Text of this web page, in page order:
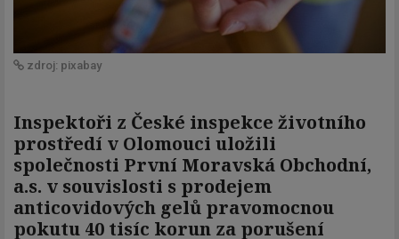
zdroj: pixabay
Inspektoři z České inspekce životního
prostředí v Olomouci uložili
společnosti První Moravská Obchodní,
a.s. v souvislosti s prodejem
anticovidových gelů pravomocnou
pokutu 40 tisíc korun za porušení